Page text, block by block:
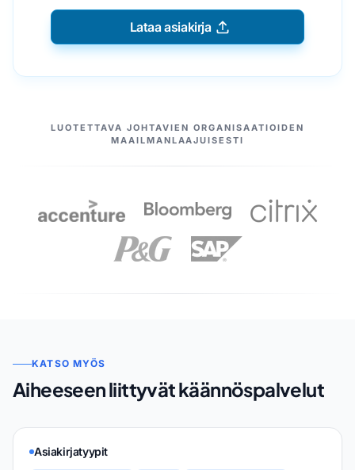
Lataa asiakirja
MEIDÄN KUMPPANIMME
LUOTETTAVA JOHTAVIEN ORGANISAATIOIDEN
MAAILMANLAAJUISESTI
KATSO MYÖS
Aiheeseen liittyvät käännöspalvelut
Asiakirjatyypit